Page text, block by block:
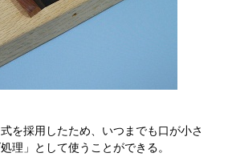
を採用したため、いつまでも口が小さ
理」として使うことができる。